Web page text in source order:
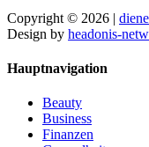
Copyright © 2026 |
Design by headonis-
Hauptnavigation
Beauty
Business
Finanzen